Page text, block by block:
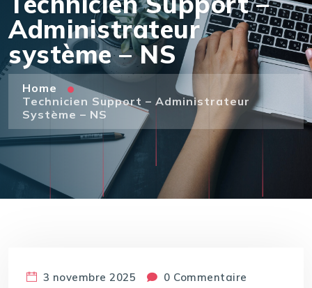
Administrateur
système – NS
Home
Technicien Support – Administrateur
Système – NS
3 novembre 2025
0 Commentaire